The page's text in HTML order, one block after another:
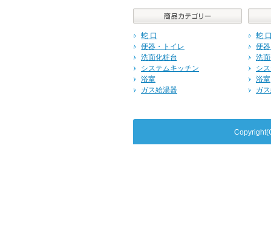
蛇 口
便器・トイレ
洗面化粧台
システムキッチン
浴室
ガス給湯器
蛇
便
洗
シ
浴室
ガ